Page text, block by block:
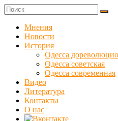
Skip
to
content
Куликовец
Сайт
одесского
сопротивления
Мнения
Новости
История
Одесса
Одесса советская
Одесса современная
Видео
Литература
Контакты
О нас